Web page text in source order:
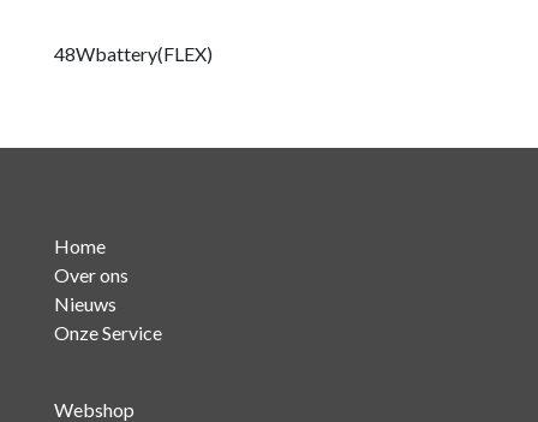
48Wbattery(FLEX)
Home
Over ons
Nieuws
Onze Service
Webshop